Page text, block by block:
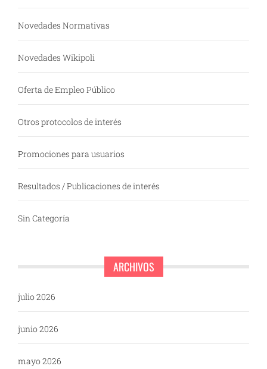
Novedades Normativas
Novedades Wikipoli
Oferta de Empleo Público
Otros protocolos de interés
Promociones para usuarios
Resultados / Publicaciones de interés
Sin Categoría
ARCHIVOS
julio 2026
junio 2026
mayo 2026